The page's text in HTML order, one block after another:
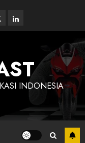
linkedin
INDONESIA